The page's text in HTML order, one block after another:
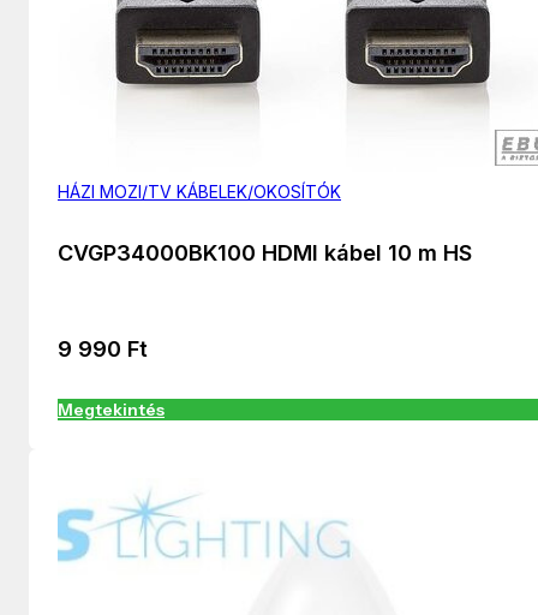
HÁZI MOZI/TV KÁBELEK/OKOSÍTÓK
CVGP34000BK100 HDMI kábel 10 m HS
9 990 Ft
Megtekintés